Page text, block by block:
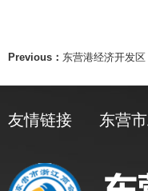
Previous： 东营港经济开发区
友情链接 东营